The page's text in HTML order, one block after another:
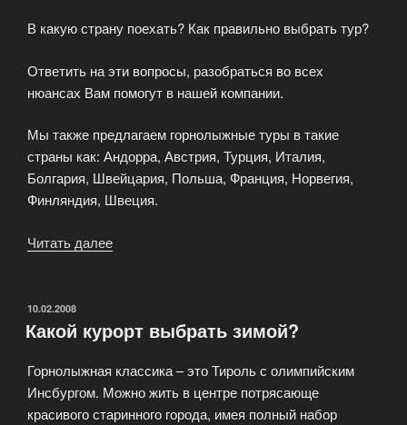
В какую страну поехать? Как правильно выбрать тур?
Ответить на эти вопросы, разобраться во всех
нюансах Вам помогут в нашей компании.
Мы также предлагаем горнолыжные туры в такие
страны как: Андорра, Австрия, Турция, Италия,
Болгария, Швейцария, Польша, Франция, Норвегия,
Финляндия, Швеция.
Читать далее
ОПУБЛИКОВАНО
10.02.2008
Какой курорт выбрать зимой?
Горнолыжная классика – это Тироль с олимпийским
Инсбургом. Можно жить в центре потрясающе
красивого старинного города, имея полный набор